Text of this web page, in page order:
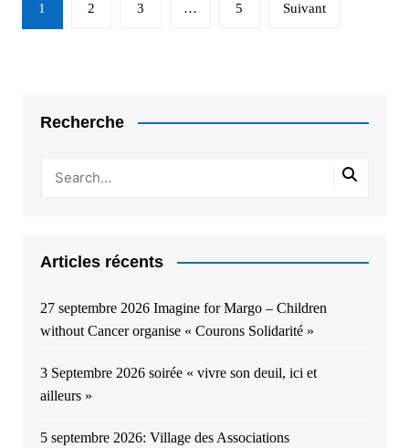
des
1 2 3 … 5 Suivant
Recherche
Articles récents
27 septembre 2026 Imagine for Margo – Children
without Cancer organise « Courons Solidarité »
3 Septembre 2026 soirée « vivre son deuil, ici et
ailleurs »
5 septembre 2026: Village des Associations